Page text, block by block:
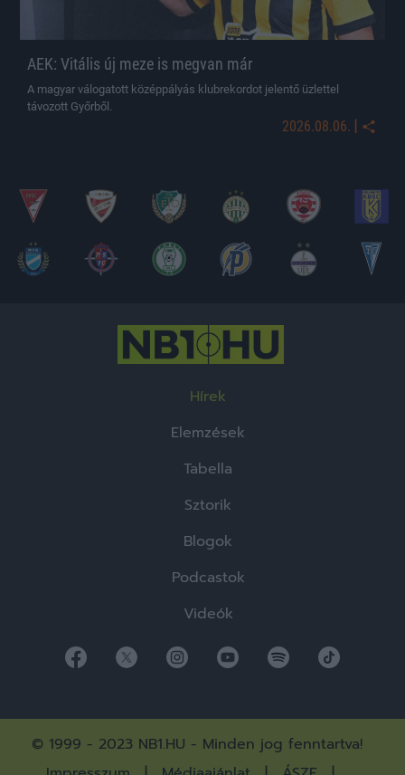
AEK: Vitális új meze is megvan már
A magyar válogatott középpályás klubrekordot jelentő üzlettel
távozott Győrből.
2026.08.06. |
Hírek
Elemzések
Tabella
Sztorik
Blogok
Podcastok
Videók
© 1999 - 2023 NB1.HU - Minden jog fenntartva!